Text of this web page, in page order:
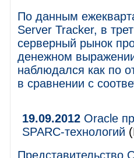
По данным
Server Tracker, в
серверный рынок
денежном
наблюдался как по
в сравнении с
19.09.2012 Oracle
SPARC-технологий
Представительство